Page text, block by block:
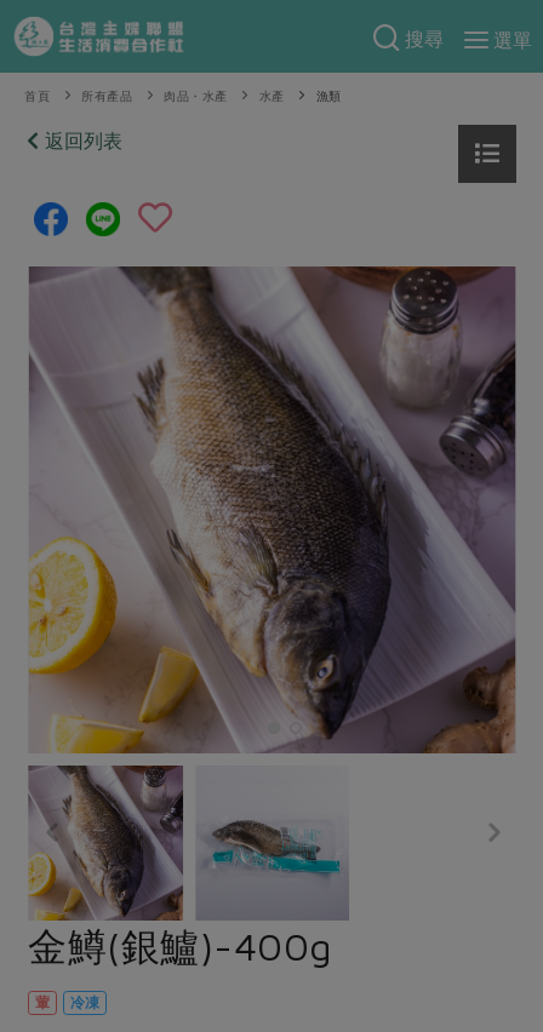
搜尋
選單
產品分類
當季蔬果
芽苗類
辛香料類
奶蛋豆・五穀
乳製品
豆製品 米麵雜糧
肉品・水產
畜產肉類 水產
水畜加工品
調理食材・點心
調味醬料/南北貨 烘焙
休閒零嘴 沖泡飲品
保健食品
居家好物
美妝保養
家庭清潔 織品
日用品
食譜料理
食材
海鮮
常備菜
料理方式
烘焙．點心
醬料
湯品．鍋物
漬物
涼拌沙拉
飲品
主題食譜
特別企畫
預購活動
把最好的台灣味帶回家！
防災用品預購圓滿結束
2026年端午節預購圓滿結束
更多預購活動
傳到心坎裡，誠心又澎派
合作25-經典快閃最後一週
合作25-精選產品第四彈
更多當季產品
議題活動
主婦聯盟X樂齡網特約優惠案
30%rPET紅烏龍茶
2024農業發展計畫年度報告
更多議題活動
綠主張
主婦食堂 一籃菜真心話
社內大小事 合作聯合國
產品故事 生活提案
親子食育
廚房瑜伽
關注議題
減硝酸鹽 惜食
非基改運動 支持本土農糧
廢核運動 能源議題
減添加物
公益金 食農教育
更多議題
生活者e週報
綠主張月刊
認識合作社
關於我們
合作社組織
產品檢驗
自主把關
硝酸鹽檢驗
社員權益
合作社法規
社務專區
選舉專區
重要公告
首頁 所有產品 肉品・水產 水產 漁類
返回列表
金鱒(銀鱸)-400g
葷 冷凍